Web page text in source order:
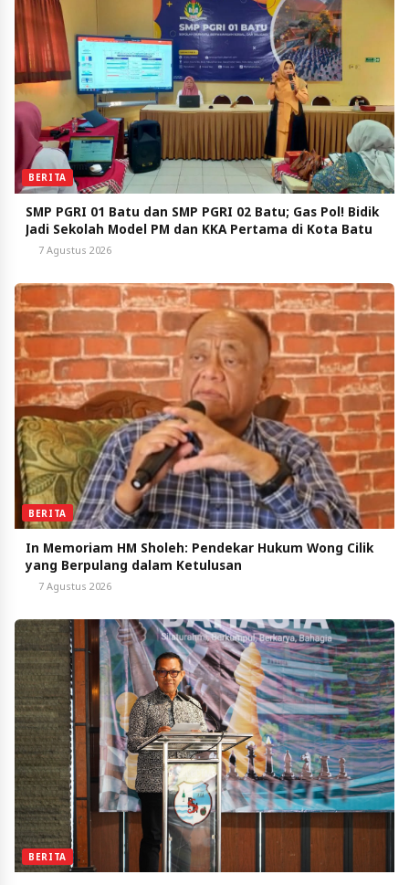
BERITA
SMP PGRI 01 Batu dan SMP PGRI 02 Batu; Gas Pol! Bidik
Jadi Sekolah Model PM dan KKA Pertama di Kota Batu
7 Agustus 2026
BERITA
In Memoriam HM Sholeh: Pendekar Hukum Wong Cilik
yang Berpulang dalam Ketulusan
7 Agustus 2026
BERITA